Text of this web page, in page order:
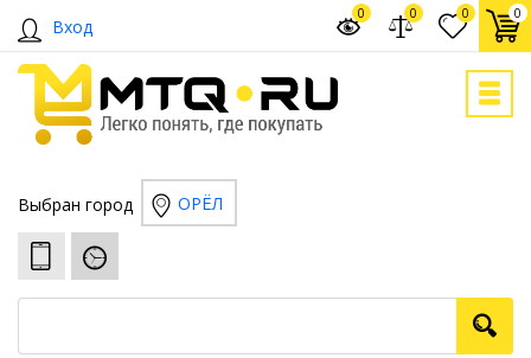
Вход
0 0
0 0
Выбран город ОРЁЛ